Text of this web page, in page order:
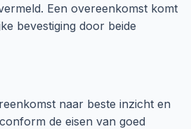
Een overeenkomst komt
bevestiging door beide
naar beste inzicht en
de eisen van goed